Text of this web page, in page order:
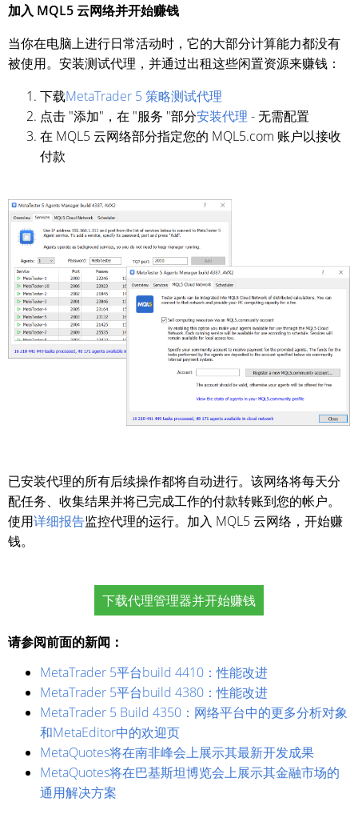
加入 MQL5 云网络并开始赚钱
当你在电脑上进行日常活动时，它的大部分计算能力都没有
被使用。安装测试代理，并通过出租这些闲置资源来赚钱：
下载MetaTrader 5 策略测试代理
点击 "添加"，在 "服务 "部分安装代理 - 无需配置
在 MQL5 云网络部分指定您的 MQL5.com 账户以接收
付款
已安装代理的所有后续操作都将自动进行。该网络将每天分
配任务、收集结果并将已完成工作的付款转账到您的帐户。
使用详细报告监控代理的运行。加入 MQL5 云网络，开始赚
钱。
下载代理管理器并开始赚钱
请参阅前面的新闻：
MetaTrader 5平台build 4410：性能改进
MetaTrader 5平台build 4380：性能改进
MetaTrader 5 Build 4350：网络平台中的更多分析对象
和MetaEditor中的欢迎页
MetaQuotes将在南非峰会上展示其最新开发成果
MetaQuotes将在巴基斯坦博览会上展示其金融市场的
通用解决方案